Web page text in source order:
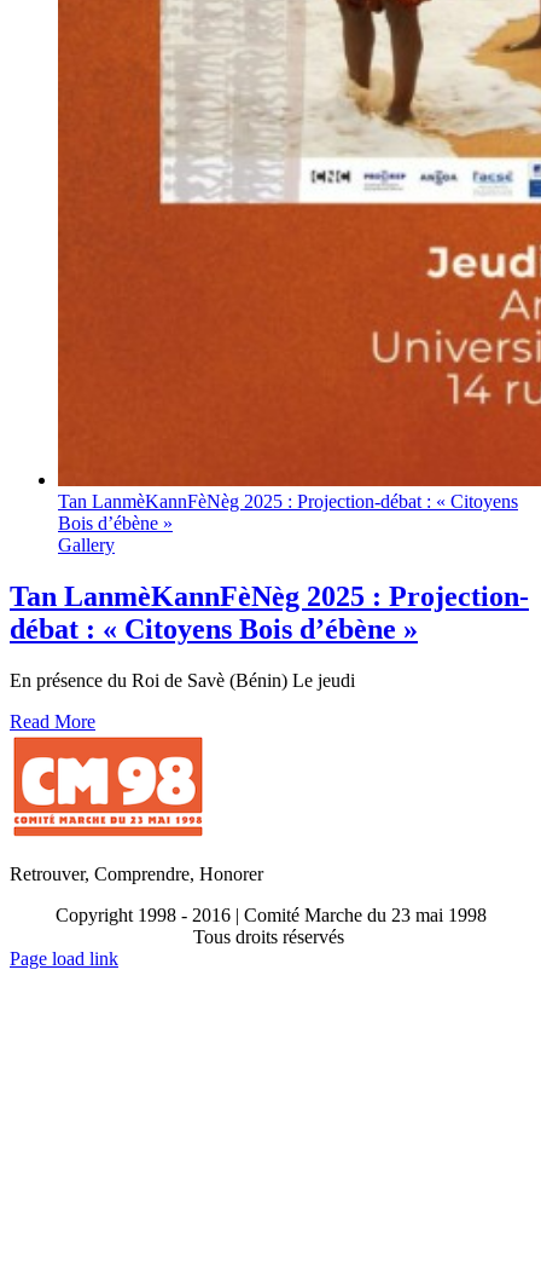
Tan LanmèKannFèNèg 2025 : Projection-débat : « Citoyens
Bois d’ébène »
Gallery
Tan LanmèKannFèNèg 2025 : Projection-
débat : « Citoyens Bois d’ébène »
En présence du Roi de Savè (Bénin) Le jeudi
Read More
Retrouver, Comprendre, Honorer
Copyright 1998 - 2016 | Comité Marche du 23 mai 1998
Tous droits réservés
Toggle
Page load link